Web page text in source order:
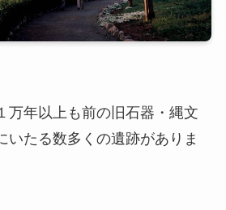
万年以上も前の旧石器・縄文
いたる数多くの遺跡がありま